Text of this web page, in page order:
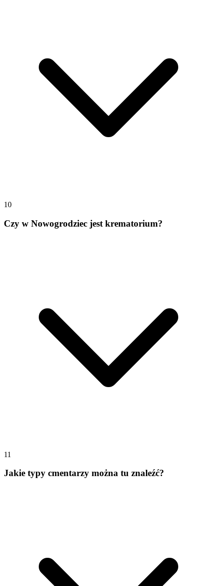
10
Czy w Nowogrodziec jest krematorium?
11
Jakie typy cmentarzy można tu znaleźć?